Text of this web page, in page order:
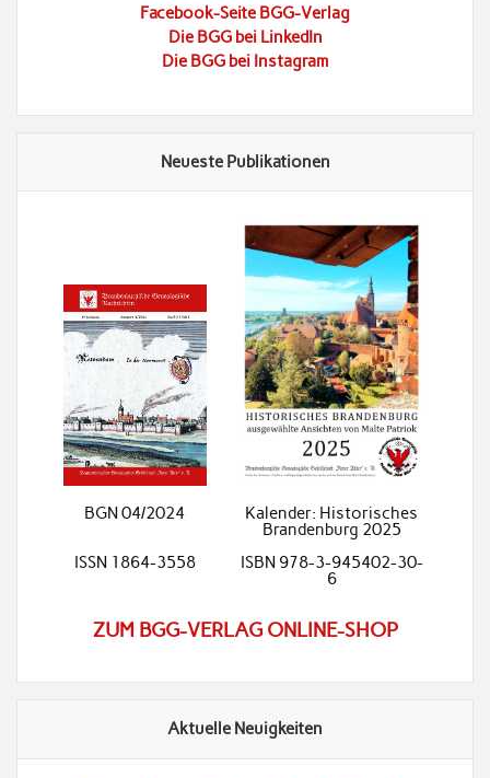
Facebook-Seite BGG-Verlag
Die BGG bei LinkedIn
Die BGG bei Instagram
Neueste Publikationen
BGN 04/2024
Kalender: Historisches
Brandenburg 2025
ISSN 1864-3558
ISBN 978-3-945402-30-
6
ZUM BGG-VERLAG ONLINE-SHOP
Aktuelle Neuigkeiten